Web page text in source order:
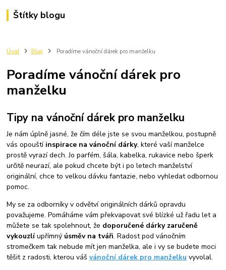
Štítky blogu
Úvod Blog Poradíme vánoční dárek pro manželku
Poradíme vánoční dárek pro
manželku
Tipy na vánoční dárek pro manželku
Je nám úplně jasné, že čím déle jste se svou manželkou, postupně
vás opouští inspirace na vánoční dárky, které vaší manželce
prostě vyrazí dech. Jo parfém, šála, kabelka, rukavice nebo šperk
určitě neurazí, ale pokud chcete být i po letech manželství
originální, chce to velkou dávku fantazie, nebo vyhledat odbornou
pomoc.
My se za odborníky v odvětví originálních dárků opravdu
považujeme. Pomáháme vám překvapovat své blízké už řadu let a
můžete se tak spolehnout, že doporučené dárky zaručeně
vykouzlíupřímný úsměv na tváři. Radost pod vánočním
stromečkem tak nebude mít jen manželka, ale i vy se budete moci
těšit z radosti, kterou vášvánoční dárek pro manželku vyvolal.